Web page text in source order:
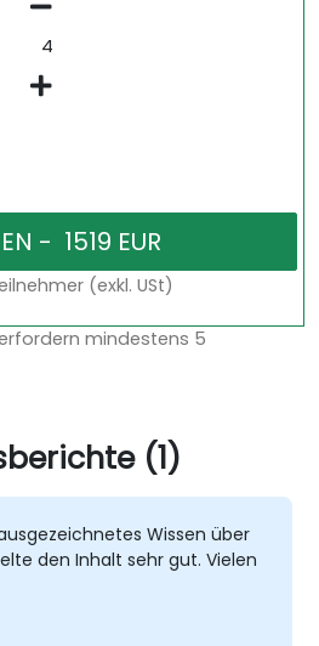
(exkl. USt)
mindestens 5
(1)
Wissen über
den Inhalt sehr gut. Vielen